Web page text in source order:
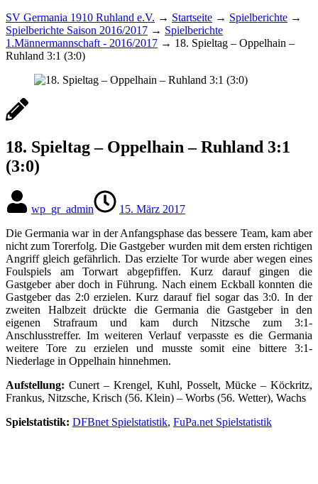
SV Germania 1910 Ruhland e.V. → Startseite → Spielberichte →
Spielberichte Saison 2016/2017 → Spielberichte
1.Männermannschaft - 2016/2017 → 18. Spieltag – Oppelhain –
Ruhland 3:1 (3:0)
18. Spieltag – Oppelhain – Ruhland 3:1
(3:0)
wp_gr_admin
15. März 2017
Die Germania war in der Anfangsphase das bessere Team, kam aber
nicht zum Torerfolg. Die Gastgeber wurden mit dem ersten richtigen
Angriff gleich gefährlich. Das erzielte Tor wurde aber wegen eines
Foulspiels am Torwart abgepfiffen. Kurz darauf gingen die
Gastgeber aber doch in Führung. Nach einem Eckball konnten die
Gastgeber das 2:0 erzielen. Kurz darauf fiel sogar das 3:0. In der
zweiten Halbzeit drückte die Germania die Gastgeber in den
eigenen Strafraum und kam durch Nitzsche zum 3:1-
Anschlusstreffer. Im weiteren Verlauf verpasste es die Germania
weitere Tore zu erzielen und musste somit eine bittere 3:1-
Niederlage in Oppelhain hinnehmen.
Aufstellung: Cunert – Krengel, Kuhl, Posselt, Mücke – Köckritz,
Frankus, Nitzsche, Krisch (56. Klein) – Worbs (56. Wetter), Wachs
Spielstatistik: DFBnet Spielstatistik, FuPa.net Spielstatistik